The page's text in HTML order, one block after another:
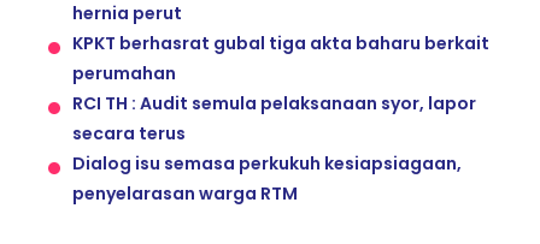
hernia perut
KPKT berhasrat gubal tiga akta baharu berkait
perumahan
RCI TH : Audit semula pelaksanaan syor, lapor
secara terus
Dialog isu semasa perkukuh kesiapsiagaan,
penyelarasan warga RTM